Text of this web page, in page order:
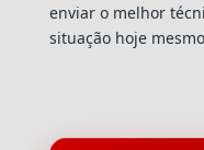
enviar o melhor
situação hoje